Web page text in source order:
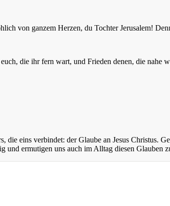
von ganzem Herzen, du Tochter Jerusalem!
die ihr fern wart, und Frieden denen, die nahe
die eins verbindet: der Glaube an Jesus Christus.
und ermutigen uns auch im Alltag diesen Glauben